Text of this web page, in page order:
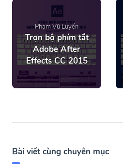
Phạm Vũ Luyến
Trọn bộ phím tắt
Adobe After
Effects CC 2015
Bài viết cùng chuyên mục